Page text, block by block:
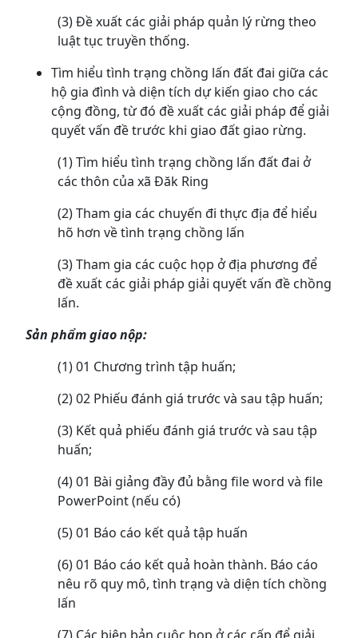
(3) Đề xuất các giải pháp quản lý rừng theo
luật tục truyền thống.
Tìm hiểu tình trạng chồng lấn đất đai giữa các
hộ gia đình và diện tích dự kiến giao cho các
cộng đồng, từ đó đề xuất các giải pháp để giải
quyết vấn đề trước khi giao đất giao rừng.
(1) Tìm hiểu tình trạng chồng lấn đất đai ở
các thôn của xã Đăk Ring
(2) Tham gia các chuyến đi thực địa để hiểu
hõ hơn về tình trạng chồng lấn
(3) Tham gia các cuộc họp ở địa phương để
đề xuất các giải pháp giải quyết vấn đề chồng
lấn.
Sản phẩm giao nộp:
(1) 01 Chương trình tập huấn;
(2) 02 Phiếu đánh giá trước và sau tập huấn;
(3) Kết quả phiếu đánh giá trước và sau tập
huấn;
(4) 01 Bài giảng đầy đủ bằng file word và file
PowerPoint (nếu có)
(5) 01 Báo cáo kết quả tập huấn
(6) 01 Báo cáo kết quả hoàn thành. Báo cáo
nêu rõ quy mô, tình trạng và diện tích chồng
lấn